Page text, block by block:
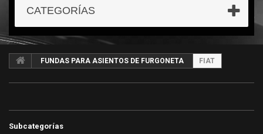
CATEGORÍAS
FUNDAS PARA ASIENTOS DE FURGONETA FIAT
Subcategorías